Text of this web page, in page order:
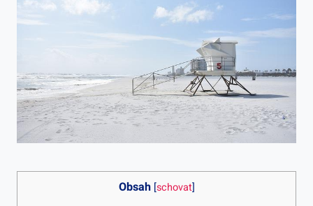
Obsah [schovat]